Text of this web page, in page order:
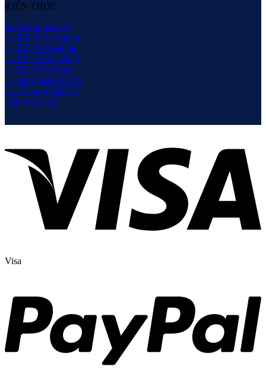
KIẾN THỨC
Kiến thức IELTS
— IELTS Listening
— IELTS Reading
— IELTS Speaking
— IELTS Writing
— Ngữ pháp IELTS
— Từ vựng IELTS
Thư viện SAT
Visa